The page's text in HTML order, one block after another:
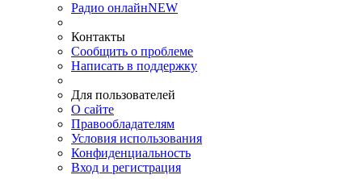
Радио онлайнNEW
Контакты
Сообщить о проблеме
Написать в поддержку
Для пользователей
О сайте
Правообладателям
Условия использования
Конфиденциальность
Вход и регистрация